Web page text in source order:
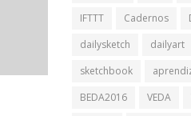
IFTTT
Cadernos
dailysketch
dailyart
sketchbook
BEDA2016
VEDA